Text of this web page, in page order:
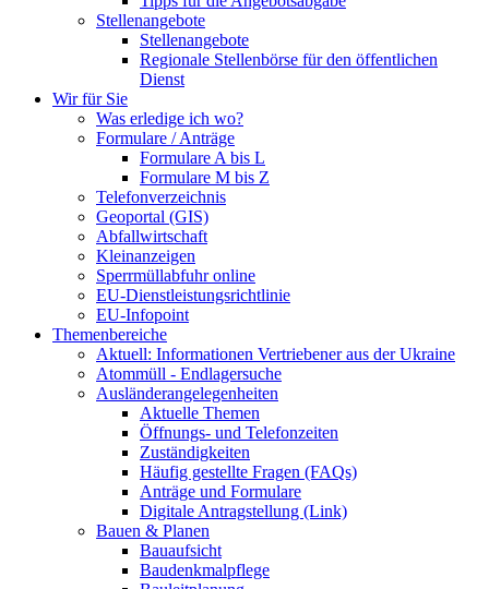
Stellenangebote
Stellenangebote
Regionale Stellenbörse für den öffentlichen
Dienst
Wir für Sie
Was erledige ich wo?
Formulare / Anträge
Formulare A bis L
Formulare M bis Z
Telefonverzeichnis
Geoportal (GIS)
Abfallwirtschaft
Kleinanzeigen
Sperrmüllabfuhr online
EU-Dienstleistungsrichtlinie
EU-Infopoint
Themenbereiche
Aktuell: Informationen Vertriebener aus der Ukraine
Atommüll - Endlagersuche
Ausländerangelegenheiten
Aktuelle Themen
Öffnungs- und Telefonzeiten
Zuständigkeiten
Häufig gestellte Fragen (FAQs)
Anträge und Formulare
Digitale Antragstellung (Link)
Bauen & Planen
Bauaufsicht
Baudenkmalpflege